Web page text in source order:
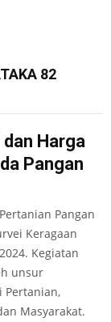
82
Harga
Pangan
Pangan
Keragaan
Kegiatan
unsur
Pertanian,
Masyarakat.